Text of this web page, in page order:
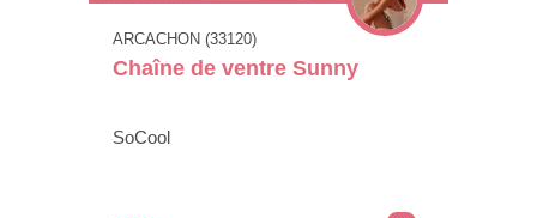
ARCACHON (33120)
Chaîne de ventre Sunny
SoCool